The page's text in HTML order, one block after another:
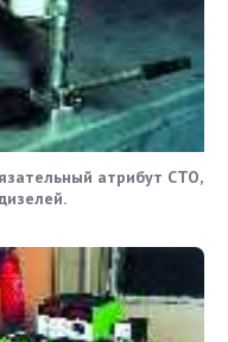
атрибут СТО,